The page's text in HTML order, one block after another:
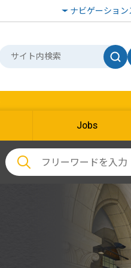
ナビゲーション
Jobs